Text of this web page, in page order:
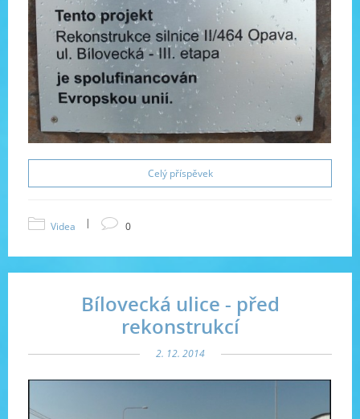
Celý příspěvek
Videa | 0
Bílovecká ulice - před
rekonstrukcí
2. 12. 2014